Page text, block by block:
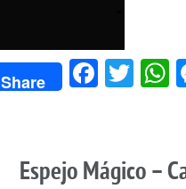
Share
Espejo Mágico –